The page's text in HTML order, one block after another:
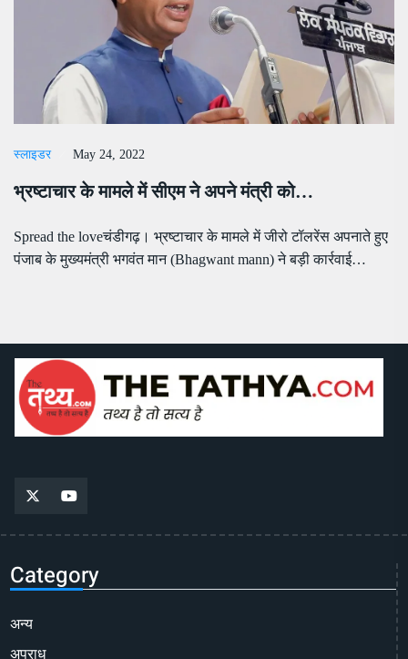
स्लाइडर May 24, 2022
भ्रष्टाचार के मामले में सीएम ने अपने मंत्री को…
Spread the loveचंडीगढ़। भ्रष्टाचार के मामले में जीरो टॉलरेंस अपनाते हुए
पंजाब के मुख्यमंत्री भगवंत मान (Bhagwant mann) ने बड़ी कार्रवाई…
Category
अन्य